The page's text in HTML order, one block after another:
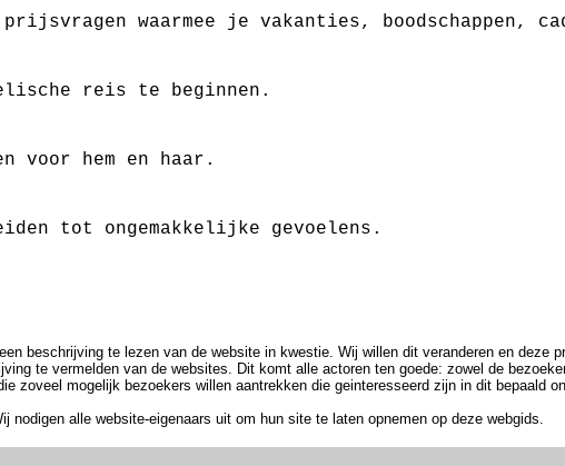
waarmee je vakanties, boodschappen,
reis te beginnen.
voor hem en haar.
tot ongemakkelijke gevoelens.
beschrijving te lezen van de website in kwestie. Wij willen dit veranderen en deze
te vermelden van de websites. Dit komt alle actoren ten goede: zowel de
zoveel mogelijk bezoekers willen aantrekken die geinteresseerd zijn in dit bepaald
nodigen alle website-eigenaars uit om hun site te laten opnemen op deze webgids.